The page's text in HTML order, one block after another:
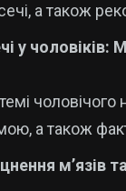
а також
у чоловіків:
чоловічого
а також
м’язів